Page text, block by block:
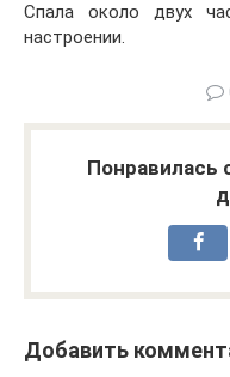
Спала около двух
настроении.
Понравилась
Добавить